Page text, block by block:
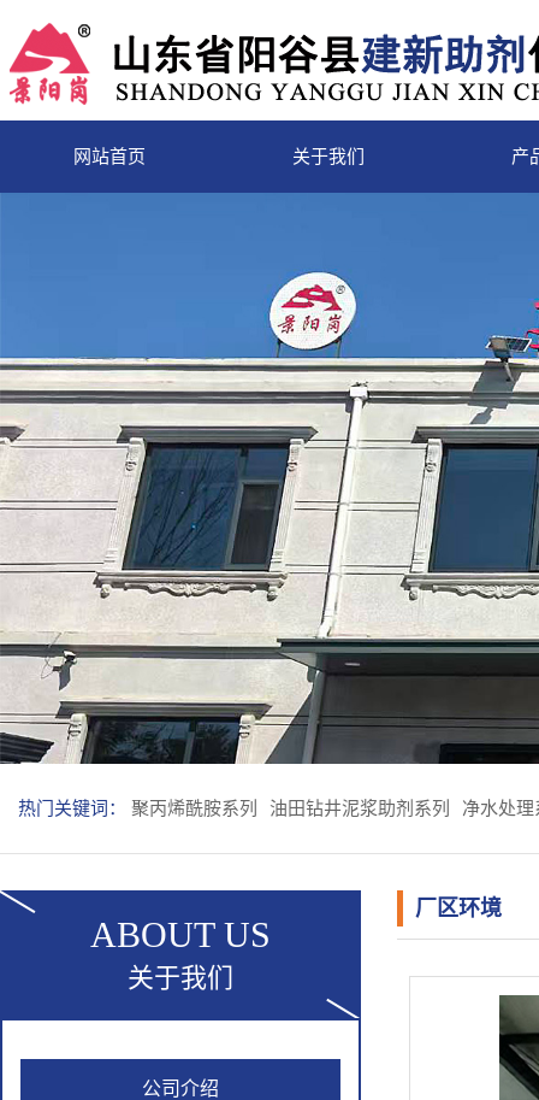
网站首页 关于我们 产
热门关键词： 聚丙烯酰胺系列 油田钻井泥浆助剂系列 净水处理
ABOUT US
关于我们
公司介绍
厂区环境